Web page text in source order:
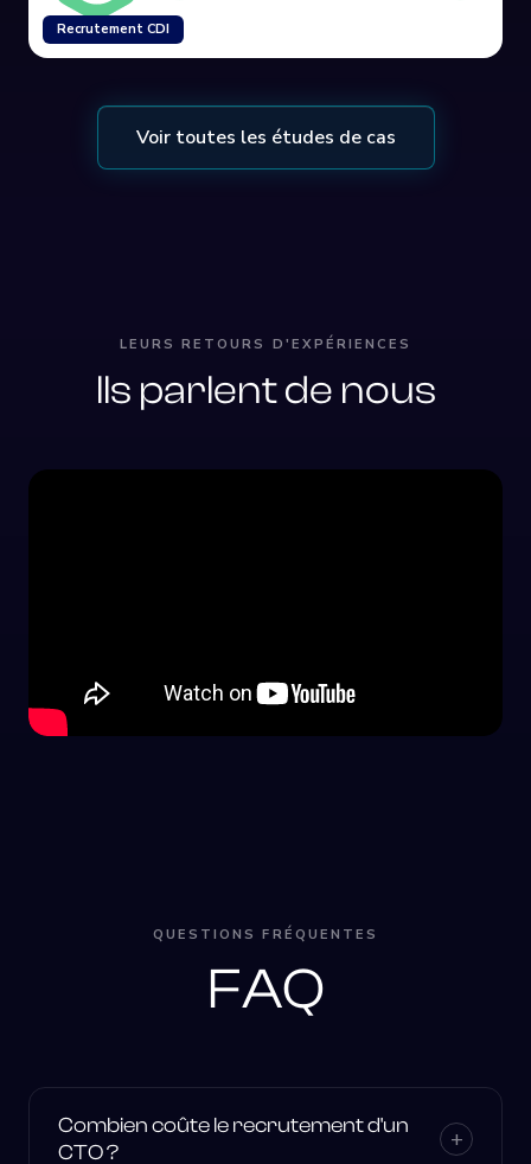
Recrutement CDI
Voir toutes les études de cas
LEURS RETOURS D'EXPÉRIENCES
Ils parlent de nous
QUESTIONS FRÉQUENTES
FAQ
Combien coûte le recrutement d'un
CTO ?
+